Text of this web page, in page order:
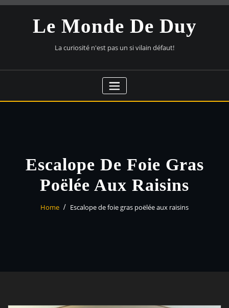
Skip
Le Monde De Duy
La curiosité n'est pas un si vilain défaut!
Escalope De Foie Gras
Poëlée Aux Raisins
Home Escalope de foie gras poëlée aux raisins